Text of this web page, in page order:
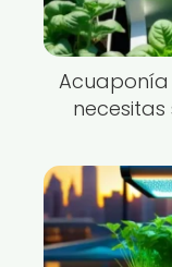
Acuaponía